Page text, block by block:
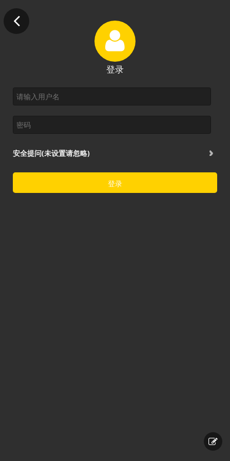
登录
安全提问(未设置请忽略)
登录